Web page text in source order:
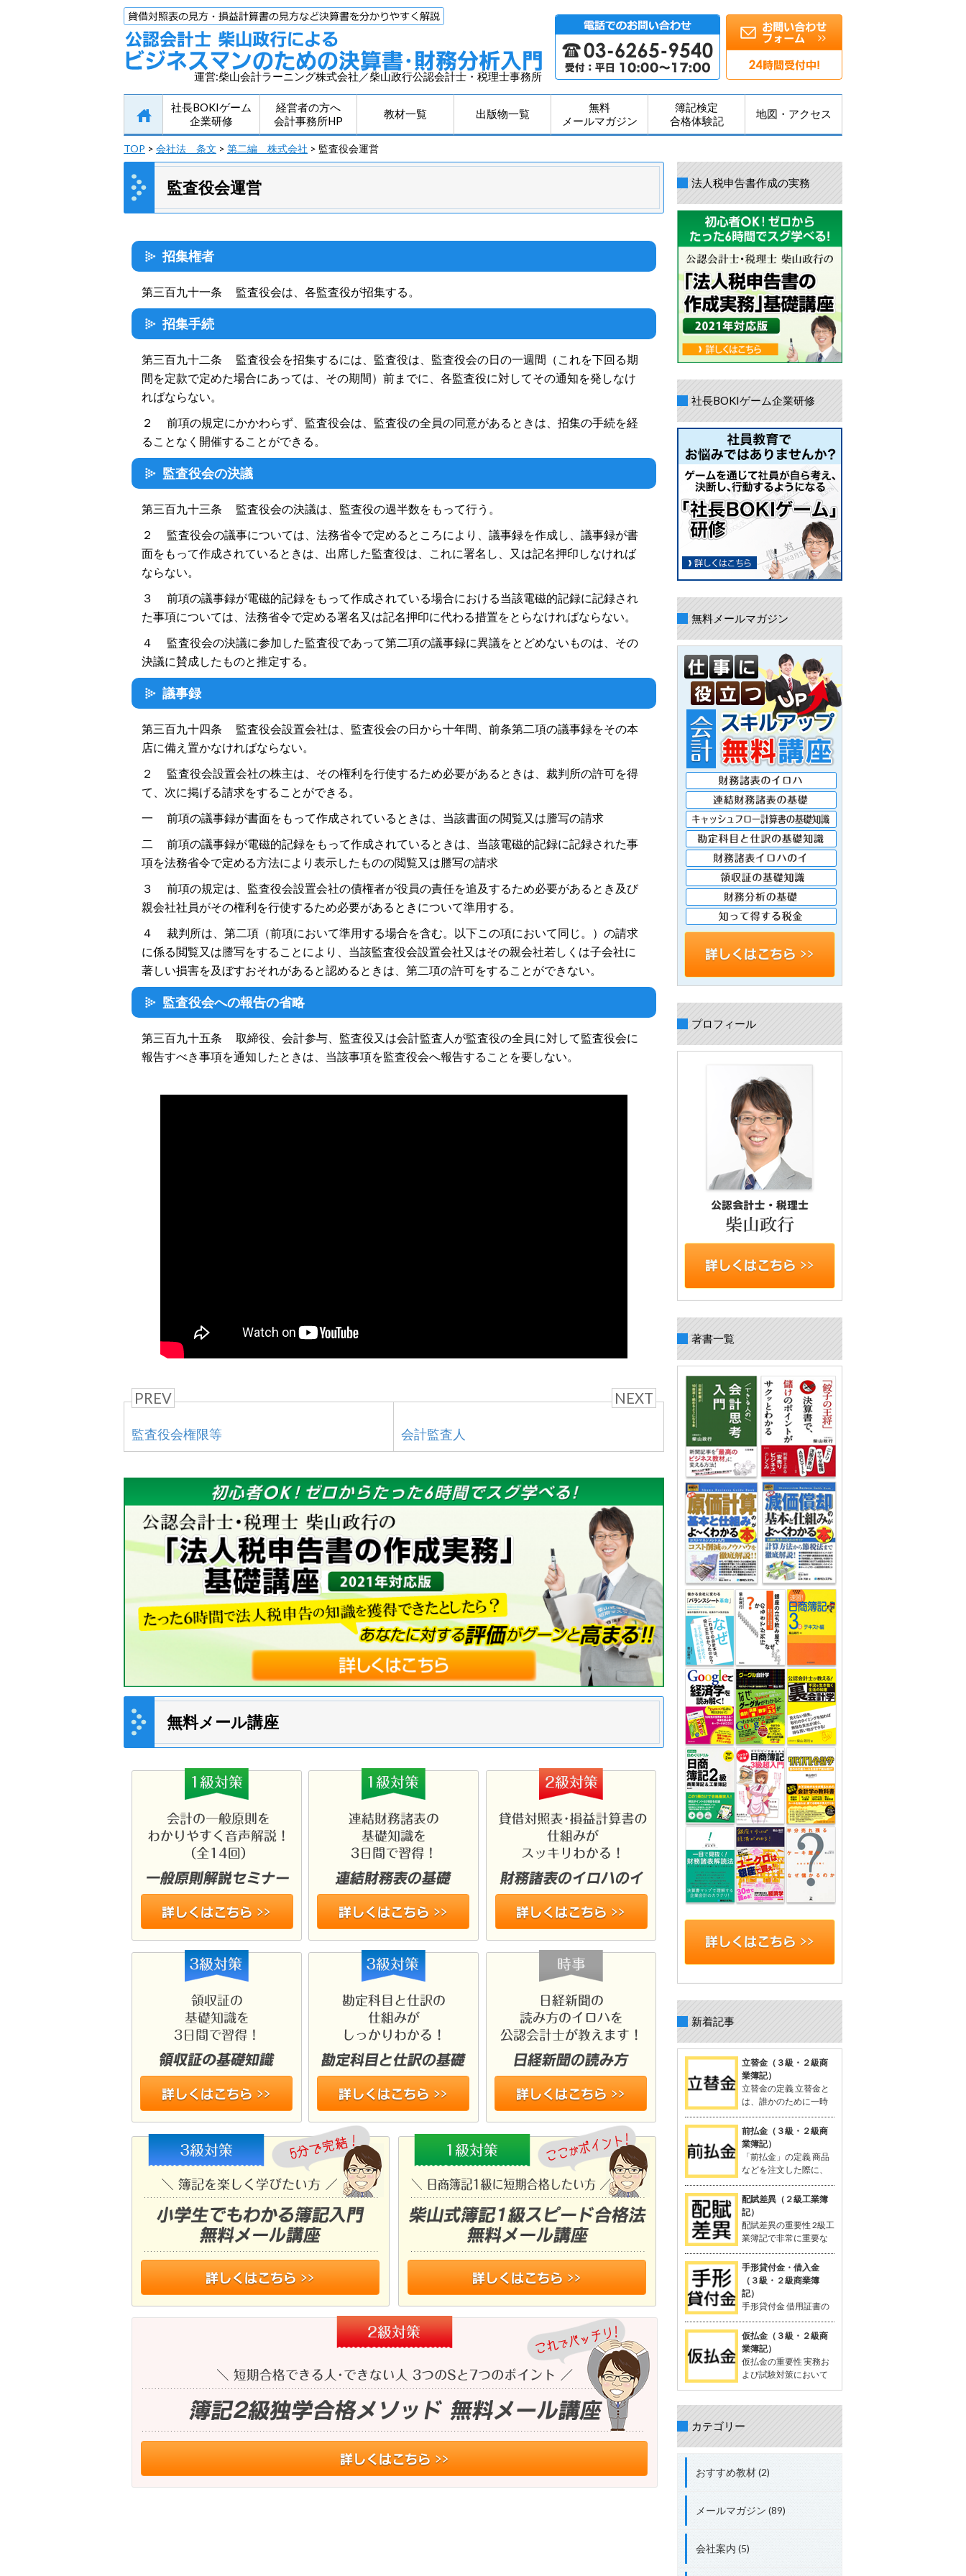
運営:柴山会計ラーニング株式会社／柴山政行公認会計士・税理士事務所
社長BOKIゲーム
企業研修
経営者の方へ
会計事務所HP
教材一覧 出版物一覧
無料
メールマガジン
簿記検定
合格体験記
地図・アクセス
TOP > 会社法 条文 > 第二編 株式会社 > 監査役会運営
監査役会運営
招集権者
第三百九十一条 監査役会は、各監査役が招集する。
招集手続
第三百九十二条 監査役会を招集するには、監査役は、監査役会の日の一週間（これを下回る期
間を定款で定めた場合にあっては、その期間）前までに、各監査役に対してその通知を発しなけ
ればならない。
２ 前項の規定にかかわらず、監査役会は、監査役の全員の同意があるときは、招集の手続を経
ることなく開催することができる。
監査役会の決議
第三百九十三条 監査役会の決議は、監査役の過半数をもって行う。
２ 監査役会の議事については、法務省令で定めるところにより、議事録を作成し、議事録が書
面をもって作成されているときは、出席した監査役は、これに署名し、又は記名押印しなければ
ならない。
３ 前項の議事録が電磁的記録をもって作成されている場合における当該電磁的記録に記録され
た事項については、法務省令で定める署名又は記名押印に代わる措置をとらなければならない。
４ 監査役会の決議に参加した監査役であって第二項の議事録に異議をとどめないものは、その
決議に賛成したものと推定する。
議事録
第三百九十四条 監査役会設置会社は、監査役会の日から十年間、前条第二項の議事録をその本
店に備え置かなければならない。
２ 監査役会設置会社の株主は、その権利を行使するため必要があるときは、裁判所の許可を得
て、次に掲げる請求をすることができる。
一 前項の議事録が書面をもって作成されているときは、当該書面の閲覧又は謄写の請求
二 前項の議事録が電磁的記録をもって作成されているときは、当該電磁的記録に記録された事
項を法務省令で定める方法により表示したものの閲覧又は謄写の請求
３ 前項の規定は、監査役会設置会社の債権者が役員の責任を追及するため必要があるとき及び
親会社社員がその権利を行使するため必要があるときについて準用する。
４ 裁判所は、第二項（前項において準用する場合を含む。以下この項において同じ。）の請求
に係る閲覧又は謄写をすることにより、当該監査役会設置会社又はその親会社若しくは子会社に
著しい損害を及ぼすおそれがあると認めるときは、第二項の許可をすることができない。
監査役会への報告の省略
第三百九十五条 取締役、会計参与、監査役又は会計監査人が監査役の全員に対して監査役会に
報告すべき事項を通知したときは、当該事項を監査役会へ報告することを要しない。
PREV
監査役会権限等
NEXT
会計監査人
無料メール講座
法人税申告書作成の実務
社長BOKIゲーム企業研修
無料メールマガジン
プロフィール
著書一覧
新着記事
立替金（３級・２級商
業簿記）
立替金の定義 立替金と
は、誰かのために一時
的に支払った代金で、
後日精算されるもの。 よく関連語句と
して「給料」がセットで出てくる。 立
替金の概念 例：従業員の個人的な支出
や取引先の負担すべき広告費などを、
一時的に立て替えて支払う。 支払った
金額は「将来返してもらう予定のお
金」として資産に計上される。 立替金
は「立替金の請求権」として扱われ、
資産勘定に計上。 簿記の問題での立替
金 給与支給時に従業員に対する立替金
を相殺する処理が出題されることがあ
る。 立替金の処理について理解してお
くことが重要。 具体的な取引例 例：従
業員の頼みで、個人的な支出65,000円
を立て替え、現金で支払う。 仕訳： 借
方：立替金 65,000円 貸方：現金
前払金（３級・２級商
業簿記）
「前払金」の定義 商品
などを注文した際に、
品物を受け取る前に支
払った手付金や内金のこと。 支払いに
関連する勘定科目として「前払金」が
使用される。 関連する用語：商品の仕
入れなど。 「前払金」の概念 契約や注
文が成立した際、手付金を支払うこと
が一般的。 支払った時点では品物の受
け取りが確定していないため、「一時
的に相手に預けているお金」として扱
う。 支払った金額は資産勘定に計上さ
れ、将来的に商品を受け取る権利を持
つと考えられる。 「前払金」の特性 仕
入れや費用として確定しているわけで
はない。 目的の品物が手に入らなけれ
ば、支払った金額を返金してもらうこ
ともある。 「前渡金」という用語も同
義で使用されることがある。 取引例
配賦差異（２級工業簿
記）
配賦差異の重要性 2級工
業簿記で非常に重要な
概念。 製造間接費を予
定配賦や標準原価計算で計算する際に
生じる差異。 試験対策として配賦差異
の理解は必須。 配賦差異の定義 配賦差
異は、製造間接費の予定配賦額（正常
配賦額）と実際発生額との差額。 この
差異の把握は、原価管理やコスト管理
において重要。 関連用語 「実際配
賦」、「予定配賦率」、「製造間接
費」、「部門費」など。 配賦差異には
「予算差異」と「操業度差異」の2種
類がある。 配賦差異の計算方法 予定
（正常）配賦額 = 予定（正常）配賦率
× 実際操業度。 実際発生額との差額が
配賦差異。 差異の処理方法 実際発生額
が予定額を上回る場合、追加コストと
して借方差異（不利差異）。 実際発生
額が予定額を下回る場合、コスト節約
手形貸付金・借入金
（３級・２級商業簿
記）
手形貸付金 借用証書の
代わりに約束手形を使
って行われる貸付債権。 資産に分類さ
れる。 手形を使わない場合は、「貸付
金」 手形借入金 借用証書の代わりに約
束手形を使って行われる借入債務。 負
債に分類される。 手形を使わない場合
れる場合：「手形借入金」 具体例 200
座預金に入金された場合： 借方：当座
+ 2,000,000円 総勘定元帳への転記 資
産：「当座預金 + 2,000,000円」 負
仮払金（３級・２級商
業簿記）
仮払金の重要性 実務お
よび試験対策において
重要な科目。 簿記3級以
類 資産勘定に分類される。 実際の支出
る。 仮払金の定義 支出金額や内容が確
定していない場合に一時的に支払う際
に使用する勘定科目。 支出内容が確定
した時点で精算処理を行い、仮払金は
解消される。 短期間で精算されること
が前提。 関連する勘定科目 現金や仮受
使用例 例: 出張費が確定しない場合、
社員に2,000円を仮払金として渡し、
カテゴリー
おすすめ教材 (2)
メールマガジン (89)
会社案内 (5)